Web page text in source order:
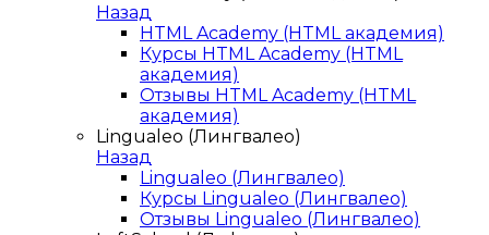
Назад
HTML Academy (HTML академия)
Курсы HTML Academy (HTML
академия)
Отзывы HTML Academy (HTML
академия)
Lingualeo (Лингвалео)
Назад
Lingualeo (Лингвалео)
Курсы Lingualeo (Лингвалео)
Отзывы Lingualeo (Лингвалео)